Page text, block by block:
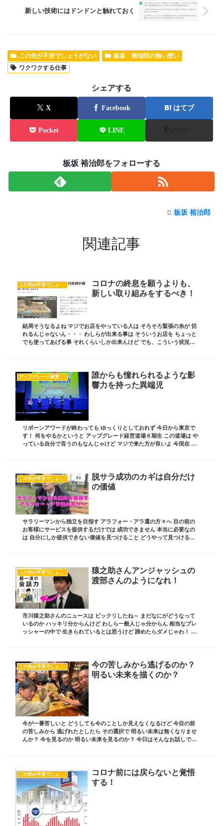
新しい技術にはドンドンと触れておく
この先が不安でしょうがない
板坂 裕治郎の熱い想い
ワクワクする仕事
シェアする
X Facebook はてブ
Pocket LINE
板坂 裕治郎をフォローする
板坂 裕治郎
関連記事
この先が不安でしょうがない
コロナの終息を願うよりも、
新しい取り組みをするべき！
結局そうなるよね マジでお店をやっている人は そろそろ緊張の糸が 切
れるんじゃないん・・・ わしらが出来る事は そういうお店を ちょっと
でも使ってあげる事 それくらいしか出来んけど でも、こういう状況を
アップグレード経営道場
誰からも憧れられるような影
響力を持った異端児
リボーンアワードが終わっても ゆっくりとしておれず 今日から東京で
す！ 何をやるかというと アップグレード経営道場６期生 この道場は や
っている自分で言うのもなんじゃけど マジで来た方が良いよ 今現在 毎
脱サラ成功のカギは自分だけ
の価値
サラリーマンから独立を目指す アラフォー・アラ還の方々へ 目の前の
お客様にサービスを提供するだけでは 成功できません 本当に必要なの
は 自分にしか提供できない価値を見つけること どうやって見つけるか
この先が不安でしょうがない
猿之助さんアンジャッシュの
渡部さんのようになれ！
市川猿之助さんのニュースは ビックリしたね～ まだなにがどうなって
いるのか ハッキリ分からんけど わしら一般人じゃ分からん 相当なプレ
ッシャーの中で 生きられているとは思うけど 諦めたらダメじゃわ！ ア
今の苦しみから逃げるのか？
明るい未来を描くのか？
今が一番苦しいと どうしても今のことしか見えなくなるけど 今目の前
の苦しみから 逃げれたとしたら その選択で 明るい未来は無くなりませ
んか？ 今を見るのか 明るい未来を見るのか？ 今日はそんなお話しです
コロナ前には戻らないと覚悟
する！